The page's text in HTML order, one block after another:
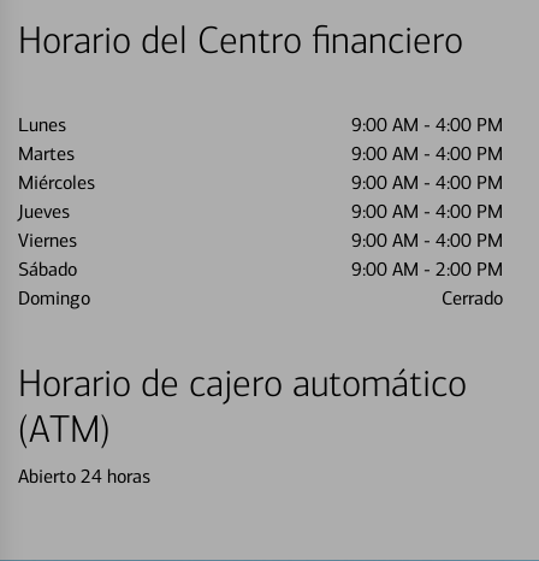
Horario del Centro financiero
Lunes 9:00 AM - 4:00 PM
Martes
9:00 AM - 4:00 PM
Miércoles
9:00 AM - 4:00 PM
Jueves
9:00 AM - 4:00 PM
Viernes
9:00 AM - 4:00 PM
Sábado
9:00 AM - 2:00 PM
Domingo
Cerrado
Horario de cajero automático
(ATM)
Abierto 24 horas